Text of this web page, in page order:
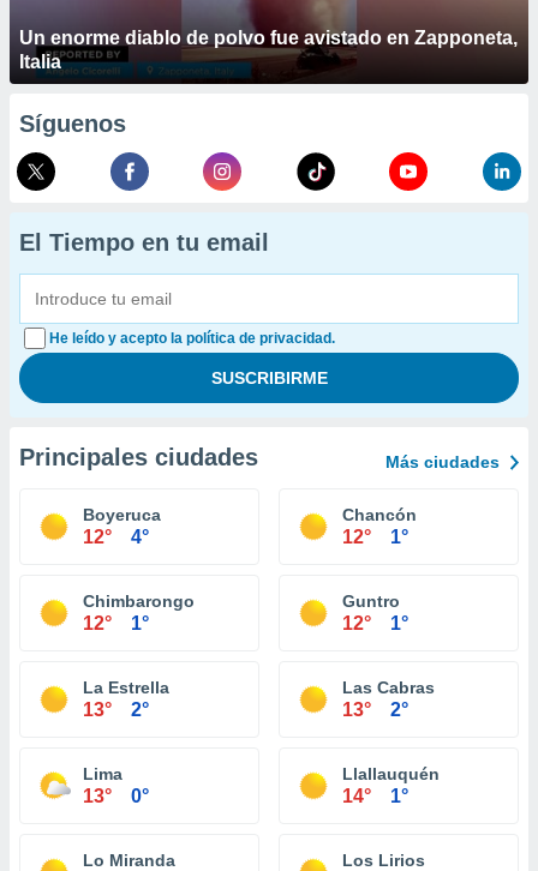
Un enorme diablo de polvo fue avistado en Zapponeta,
Italia
Síguenos
El Tiempo en tu email
He leído y acepto la política de privacidad.
Principales ciudades Más ciudades
Boyeruca
12° 4°
Chancón
12° 1°
Chimbarongo
12° 1°
Guntro
12° 1°
La Estrella
13° 2°
Las Cabras
13° 2°
Lima
13° 0°
Llallauquén
14° 1°
Lo Miranda Los Lirios